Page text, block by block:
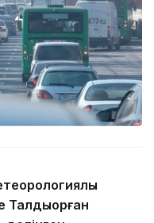
Талдықорған